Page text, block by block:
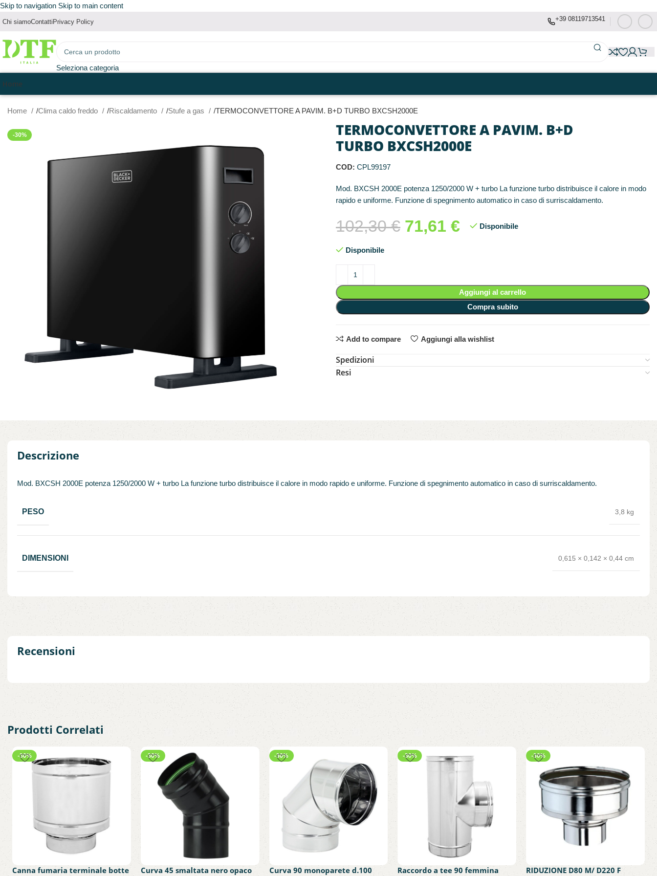
Skip to navigation Skip to main content
Chi siamoContattiPrivacy Policy +39 08119713541
Seleziona categoria
Home
Home Clima caldo freddo Riscaldamento Stufe a gas TERMOCONVETTORE A PAVIM. B+D TURBO BXCSH2000E
-30%
TERMOCONVETTORE A PAVIM. B+D
TURBO BXCSH2000E
COD: CPL99197
Mod. BXCSH 2000E potenza 1250/2000 W + turbo La funzione turbo distribuisce il calore in modo
rapido e uniforme. Funzione di spegnimento automatico in caso di surriscaldamento.
102,30€ 71,61 € Disponibile
Disponibile
Aggiungi al carrello
Compra subito
Add to compare Aggiungi alla wishlist
Spedizioni
Resi
Descrizione
Mod. BXCSH 2000E potenza 1250/2000 W + turbo La funzione turbo distribuisce il calore in modo rapido e uniforme. Funzione di spegnimento automatico in caso di surriscaldamento.
PESO 3,8 kg
DIMENSIONI 0,615 × 0,142 × 0,44 cm
Recensioni
Prodotti Correlati
-30%
Canna fumaria terminale botte
-30%
Curva 45 smaltata nero opaco
-30%
Curva 90 monoparete d.100
-30%
Raccordo a tee 90 femmina
-30%
RIDUZIONE D80 M/ D220 F